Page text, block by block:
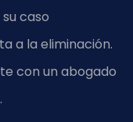
caso
a la eliminación.
con un abogado